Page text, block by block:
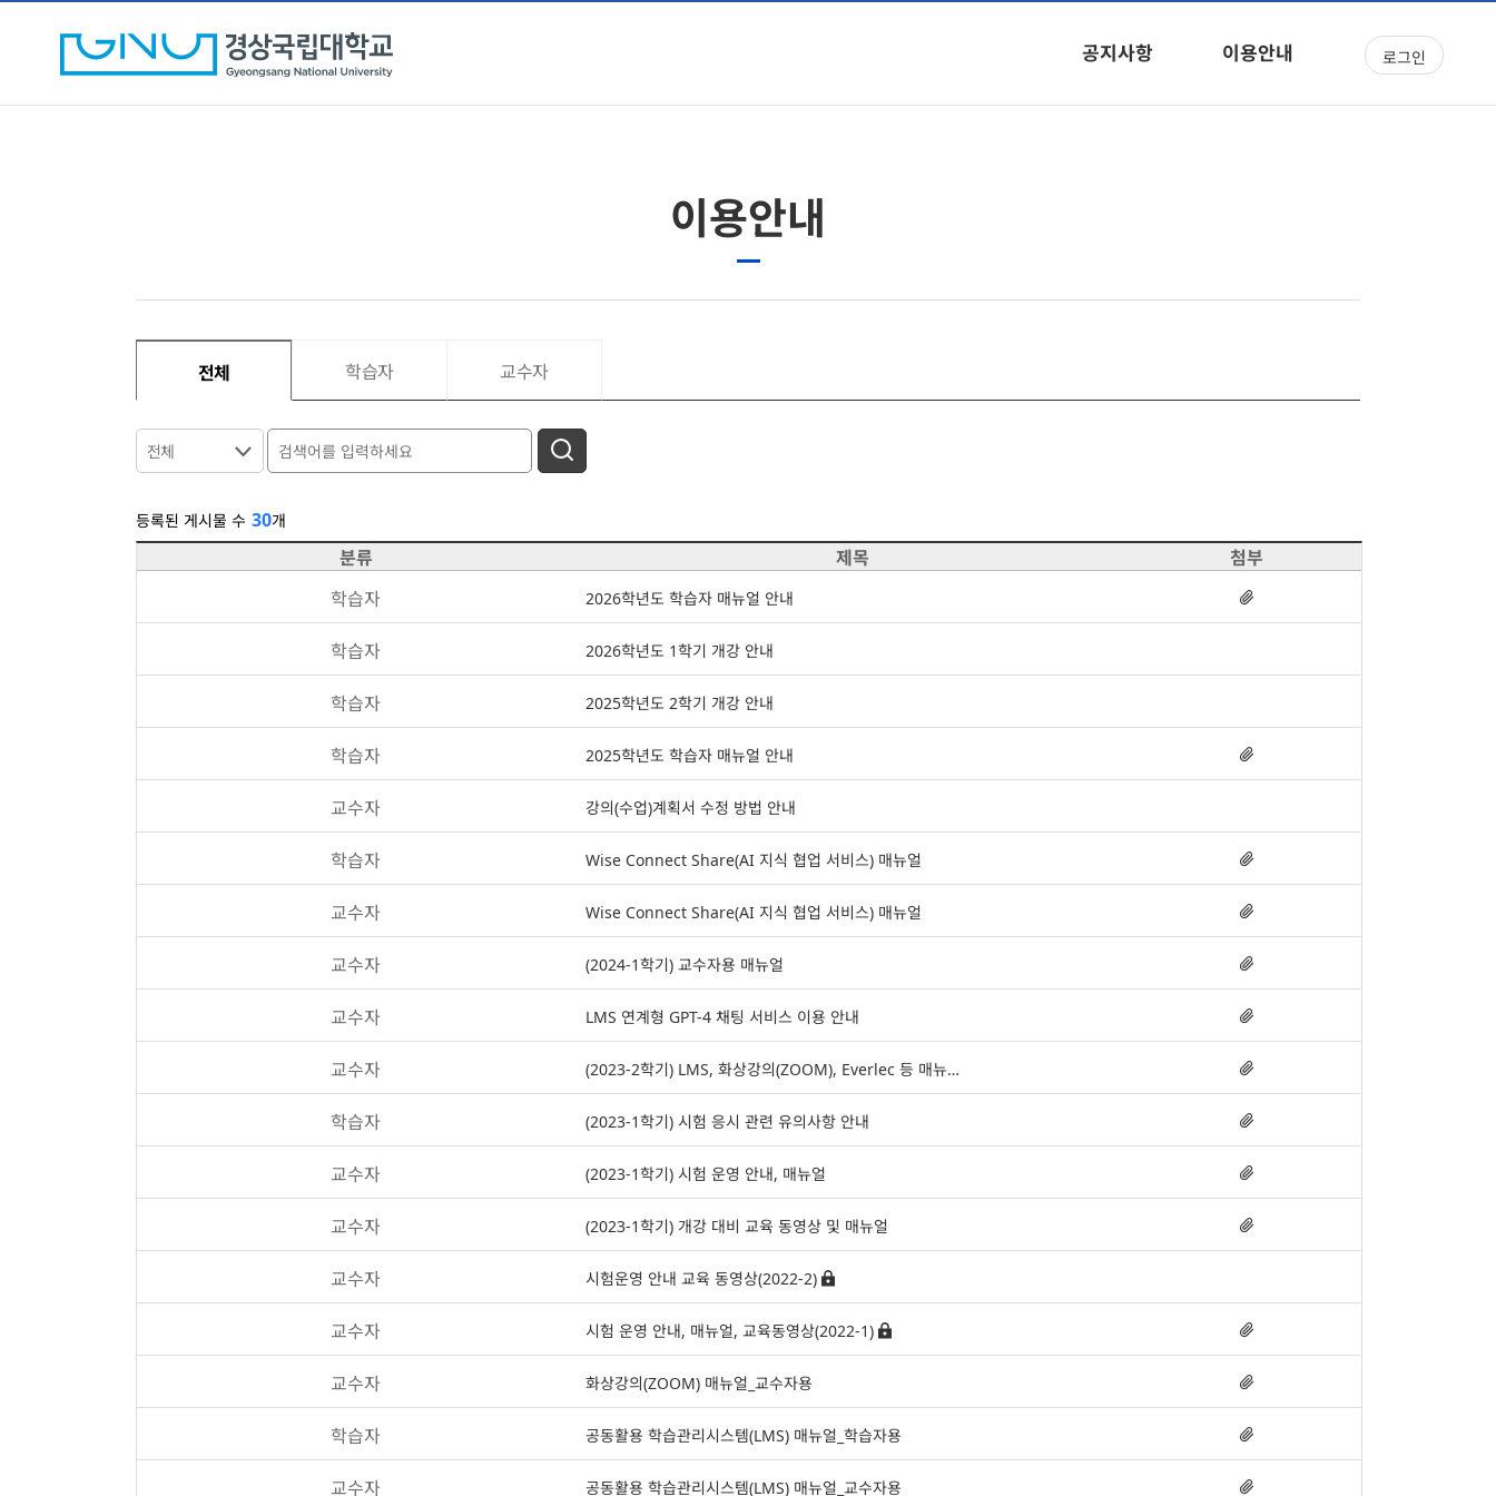
공지사항 이용안내 로그인
이용안내
전체 학습자 교수자
전체
등록된 게시물 수 30개
분류 제목
첨부
학습자
2026학년도 학습자 매뉴얼 안내 
학습자 2026학년도 1학기 개강 안내
학습자 2025학년도 2학기 개강 안내
학습자 2025학년도 학습자 매뉴얼 안내 
교수자 강의(수업)계획서 수정 방법 안내
학습자 Wise Connect Share(AI 지식 협업 서비스) 매뉴얼 
교수자 Wise Connect Share(AI 지식 협업 서비스) 매뉴얼 
교수자 (2024-1학기) 교수자용 매뉴얼 
교수자 LMS 연계형 GPT-4 채팅 서비스 이용 안내 
교수자 (2023-2학기) LMS, 화상강의(ZOOM), Everlec 등 매뉴얼, 동영상 가이드 모음 
학습자 (2023-1학기) 시험 응시 관련 유의사항 안내 
교수자 (2023-1학기) 시험 운영 안내, 매뉴얼 
교수자 (2023-1학기) 개강 대비 교육 동영상 및 매뉴얼 
교수자 시험운영 안내 교육 동영상(2022-2)
교수자 시험 운영 안내, 매뉴얼, 교육동영상(2022-1) 
교수자 화상강의(ZOOM) 매뉴얼_교수자용 
학습자 공동활용 학습관리시스템(LMS) 매뉴얼_학습자용 
교수자 공동활용 학습관리시스템(LMS) 매뉴얼_교수자용 